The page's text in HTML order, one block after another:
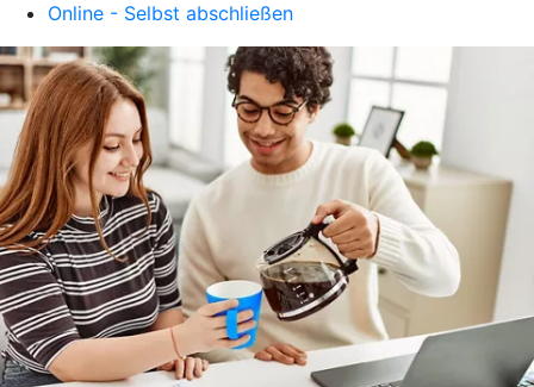
Online - Selbst abschließen